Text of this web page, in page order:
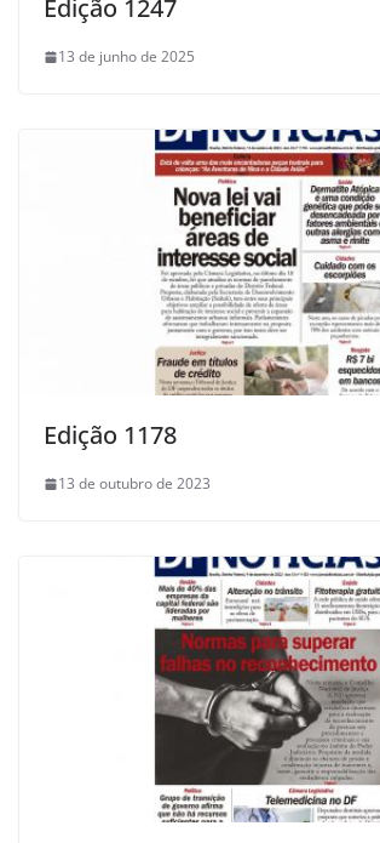
Edição 1247
13 de junho de 2025
Edição 1178
13 de outubro de 2023